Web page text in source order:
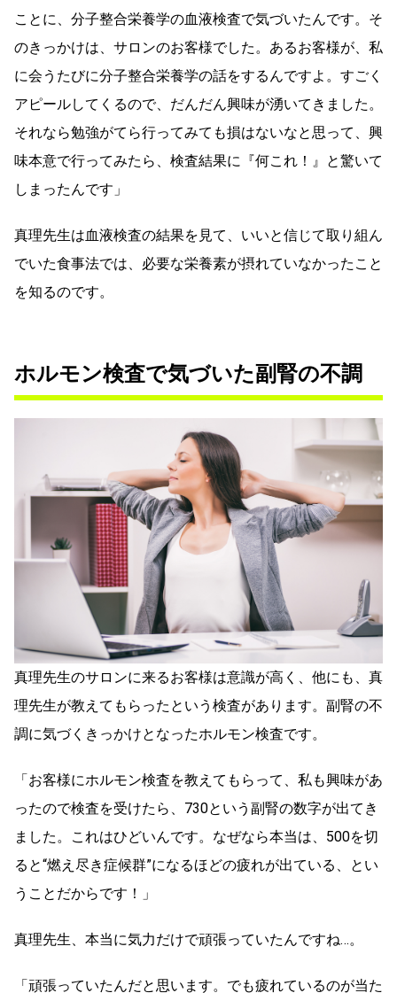
ことに、分子整合栄養学の血液検査で気づいたんです。そ
のきっかけは、サロンのお客様でした。あるお客様が、私
に会うたびに分子整合栄養学の話をするんですよ。すごく
アピールしてくるので、だんだん興味が湧いてきました。
それなら勉強がてら行ってみても損はないなと思って、興
味本意で行ってみたら、検査結果に『何これ！』と驚いて
しまったんです」
真理先生は血液検査の結果を見て、いいと信じて取り組ん
でいた食事法では、必要な栄養素が摂れていなかったこと
を知るのです。
ホルモン検査で気づいた副腎の不調
真理先生のサロンに来るお客様は意識が高く、他にも、真
理先生が教えてもらったという検査があります。副腎の不
調に気づくきっかけとなったホルモン検査です。
「お客様にホルモン検査を教えてもらって、私も興味があ
ったので検査を受けたら、730という副腎の数字が出てき
ました。これはひどいんです。なぜなら本当は、500を切
ると“燃え尽き症候群”になるほどの疲れが出ている、とい
うことだからです！」
真理先生、本当に気力だけで頑張っていたんですね…。
「頑張っていたんだと思います。でも疲れているのが当た